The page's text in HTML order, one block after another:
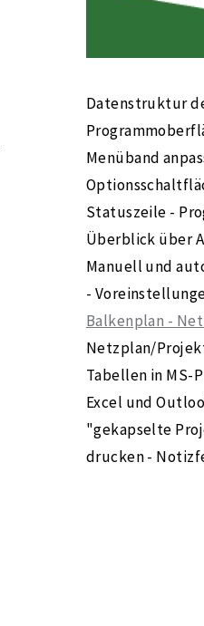
Datenstruktur
Menüband
Statuszeile -
Überblick über
Manuell und
-
Balkenplan -
Netzplan/
Tabellen in MS-
Excel und
"gekapselte
drucken -